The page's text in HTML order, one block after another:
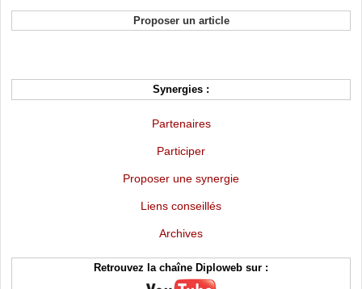
Proposer un article
Synergies :
Partenaires
Participer
Proposer une synergie
Liens conseillés
Archives
Retrouvez la chaîne Diploweb sur :